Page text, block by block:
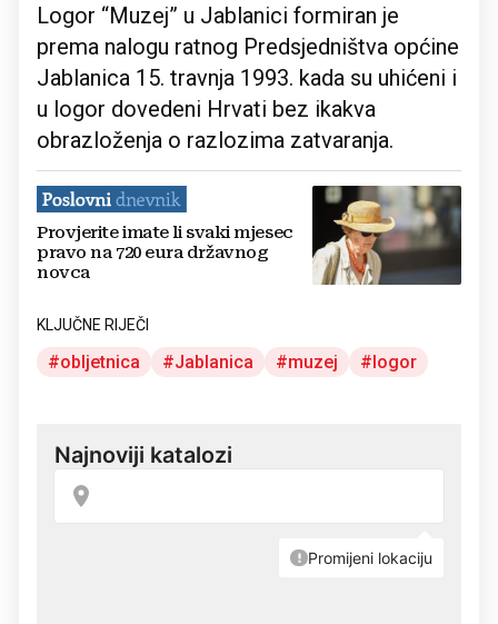
Logor “Muzej” u Jablanici formiran je
prema nalogu ratnog Predsjedništva općine
Jablanica 15. travnja 1993. kada su uhićeni i
u logor dovedeni Hrvati bez ikakva
obrazloženja o razlozima zatvaranja.
Provjerite imate li svaki mjesec
pravo na 720 eura državnog
novca
KLJUČNE RIJEČI
obljetnica Jablanica muzej logor